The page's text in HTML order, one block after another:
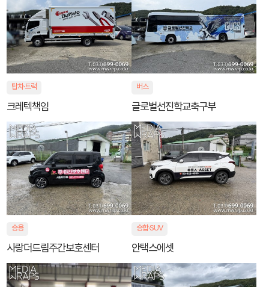
탑차·트럭
크레텍책임
버스
글로벌선진학교축구부
승용
사랑더드림주간보호센터
승합·SUV
안택스에셋